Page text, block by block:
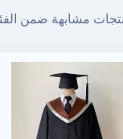
مشابهة ضمن